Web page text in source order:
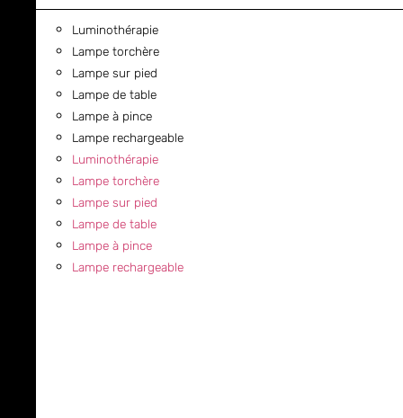
Luminothérapie
Lampe torchère
Lampe sur pied
Lampe de table
Lampe à pince
Lampe rechargeable
Luminothérapie
Lampe torchère
Lampe sur pied
Lampe de table
Lampe à pince
Lampe rechargeable